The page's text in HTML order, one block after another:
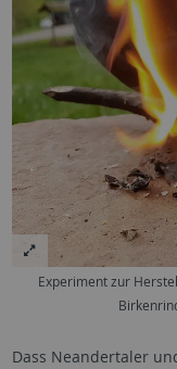
Experiment zur
Dass Neandertaler